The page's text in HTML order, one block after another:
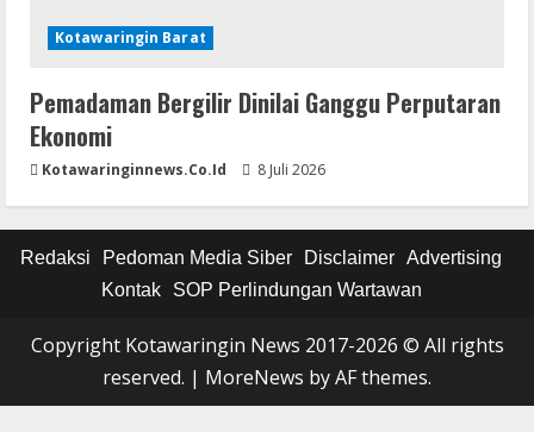
Kotawaringin Barat
Pemadaman Bergilir Dinilai Ganggu Perputaran
Ekonomi
Kotawaringinnews.co.id 8 Juli 2026
Redaksi Pedoman Media Siber Disclaimer Advertising
Kontak
SOP Perlindungan Wartawan
Copyright Kotawaringin News 2017-2026 © All rights
reserved. | MoreNews by AF themes.